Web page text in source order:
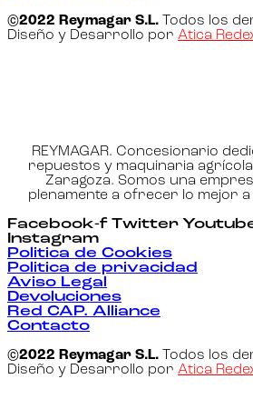
©2022 Reymagar S.L. Todos los
Diseño y Desarrollo por Atica
REYMAGAR. Concesionario
repuestos y maquinaria
Zaragoza. Somos una
plenamente a ofrecer lo mejor
Facebook-f Twitter
Instagram
Politica de Cookies
Politica de privacidad
Aviso Legal
Devoluciones
Red CAP. Alliance
Contacto
©2022 Reymagar S.L. Todos los
Diseño y Desarrollo por Atica